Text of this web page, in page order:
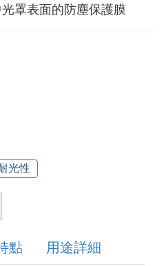
罩表面的防塵保護膜
光性
點 用途詳細